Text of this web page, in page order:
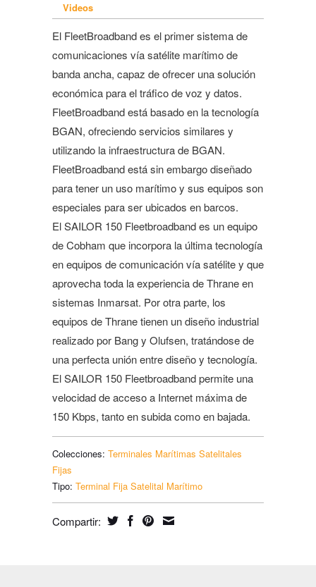
Videos
El FleetBroadband es el primer sistema de
comunicaciones vía satélite marítimo de
banda ancha, capaz de ofrecer una solución
económica para el tráfico de voz y datos.
FleetBroadband está basado en la tecnología
BGAN, ofreciendo servicios similares y
utilizando la infraestructura de BGAN.
FleetBroadband está sin embargo diseñado
para tener un uso marítimo y sus equipos son
especiales para ser ubicados en barcos.
El SAILOR 150 Fleetbroadband es un equipo
de Cobham que incorpora la última tecnología
en equipos de comunicación vía satélite y que
aprovecha toda la experiencia de Thrane en
sistemas Inmarsat. Por otra parte, los
equipos de Thrane tienen un diseño industrial
realizado por Bang y Olufsen, tratándose de
una perfecta unión entre diseño y tecnología.
El SAILOR 150 Fleetbroadband permite una
velocidad de acceso a Internet máxima de
150 Kbps, tanto en subida como en bajada.
Colecciones: Terminales Marítimas Satelitales
Fijas
Tipo: Terminal Fija Satelital Marítimo
Compartir: